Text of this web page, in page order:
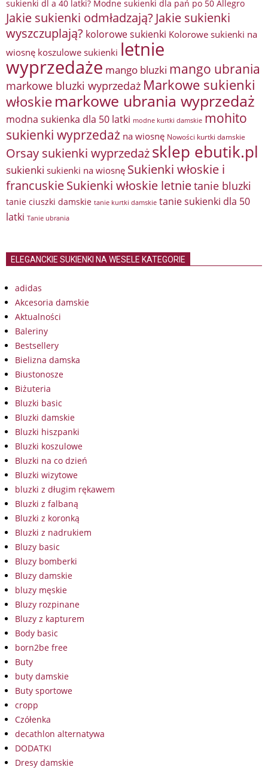
sukienki dl a 40 latki? Modne sukienki dla pań po 50 Allegro
Jakie sukienki odmładzają? Jakie sukienki
wyszczuplają? kolorowe sukienki Kolorowe sukienki na
wiosnę koszulowe sukienki letnie
wyprzedaże mango bluzki mango ubrania
markowe bluzki wyprzedaż Markowe sukienki
włoskie markowe ubrania wyprzedaż
modna sukienka dla 50 latki modne kurtki damskie mohito
sukienki wyprzedaż na wiosnę Nowości kurtki damskie
Orsay sukienki wyprzedażsklep ebutik.pl
sukienki sukienki na wiosnę Sukienki włoskie i
francuskieSukienki włoskie letnietanie bluzki
tanie ciuszki damskie tanie kurtki damskie tanie sukienki dla 50
latki Tanie ubrania
ELEGANCKIE SUKIENKI NA WESELE KATEGORIE
adidas
Akcesoria damskie
Aktualności
Baleriny
Bestsellery
Bielizna damska
Biustonosze
Biżuteria
Bluzki basic
Bluzki damskie
Bluzki hiszpanki
Bluzki koszulowe
Bluzki na co dzień
Bluzki wizytowe
bluzki z długim rękawem
Bluzki z falbaną
Bluzki z koronką
Bluzki z nadrukiem
Bluzy basic
Bluzy bomberki
Bluzy damskie
bluzy męskie
Bluzy rozpinane
Bluzy z kapturem
Body basic
born2be free
Buty
buty damskie
Buty sportowe
cropp
Czółenka
decathlon alternatywa
DODATKI
Dresy damskie